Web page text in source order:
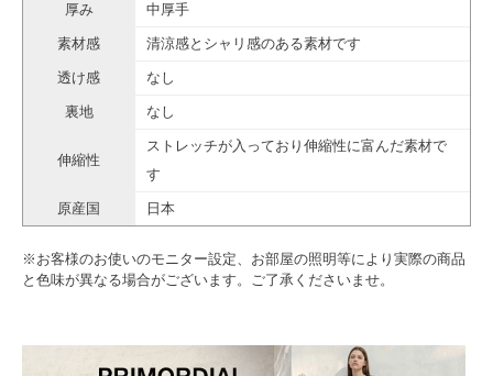
厚み 中厚手
素材感 清涼感とシャリ感のある素材です
透け感 なし
裏地 なし
伸縮性
ストレッチが入っており伸縮性に富んだ素材で
す
原産国 日本
※お客様のお使いのモニター設定、お部屋の照明等により実際の商品
と色味が異なる場合がございます。ご了承くださいませ。